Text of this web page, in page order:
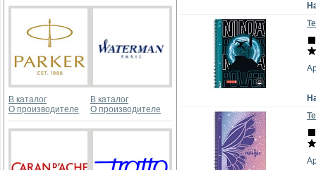
В каталог
О производителе
В каталог
О производителе